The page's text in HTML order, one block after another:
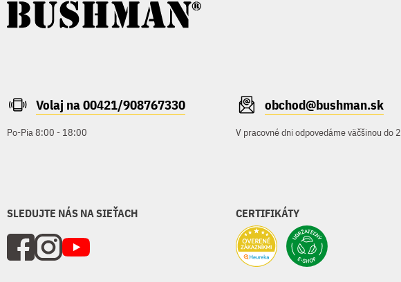
Volaj na 00421/908767330
Po-Pia 8:00 - 18:00
obchod@bushman.sk
V pracovné dni odpovedáme väčšinou do
SLEDUJTE NÁS NA SIEŤACH CERTIFIKÁTY